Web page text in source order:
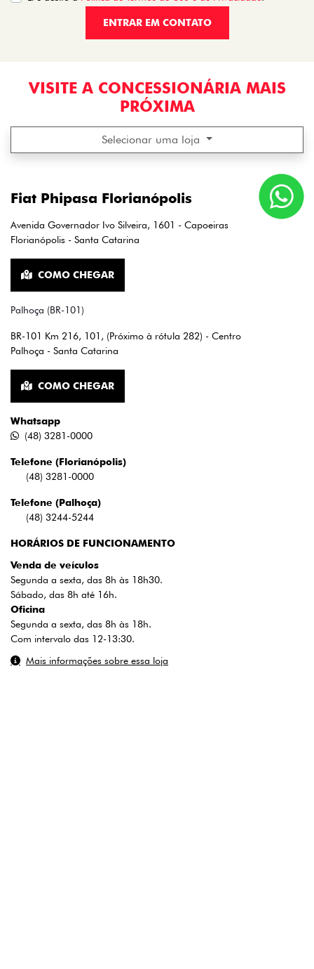
ENTRAR EM CONTATO
VISITE A CONCESSIONÁRIA MAIS
PRÓXIMA
Selecionar uma loja
Fiat Phipasa Florianópolis
Avenida Governador Ivo Silveira, 1601 - Capoeiras
Florianópolis - Santa Catarina
COMO CHEGAR
Palhoça (BR-101)
BR-101 Km 216, 101, (Próximo à rótula 282) - Centro
Palhoça - Santa Catarina
COMO CHEGAR
Whatsapp
(48) 3281-0000
Telefone (Florianópolis)
(48) 3281-0000
Telefone (Palhoça)
(48) 3244-5244
HORÁRIOS DE FUNCIONAMENTO
Venda de veículos
Segunda a sexta, das 8h às 18h30.
Sábado, das 8h até 16h.
Oficina
Segunda a sexta, das 8h às 18h.
Com intervalo das 12-13:30.
Mais informações sobre essa loja